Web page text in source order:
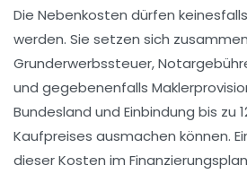
Die Nebenkosten dürfen
werden. Sie setzen sich
Grunderwerbssteuer,
und gegebenenfalls
Bundesland und Einbindung bis zu
Kaufpreises ausmachen können.
dieser Kosten im